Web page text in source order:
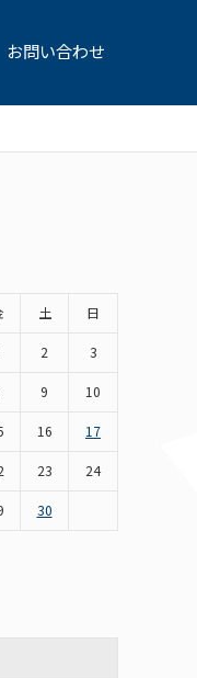
お問い合わせ
土
日
2
3
9
10
16
17
23
24
30